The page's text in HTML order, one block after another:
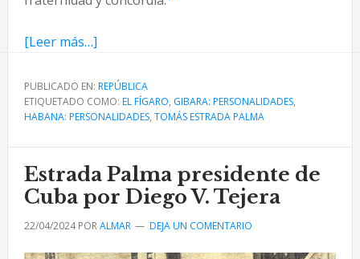
[Leer más…]acerca
Estrada
Palma
en
Cuba
Gibara
20
de
abril
PUBLICADO EN: REPÚBLICA
ETIQUETADO COMO: EL FÍGARO, GIBARA: PERSONALIDADES,
HABANA: PERSONALIDADES, TOMÁS ESTRADA PALMA
Estrada Palma presidente de
Cuba por Diego V. Tejera
22/04/2024PORALMAR DEJA UN COMENTARIO